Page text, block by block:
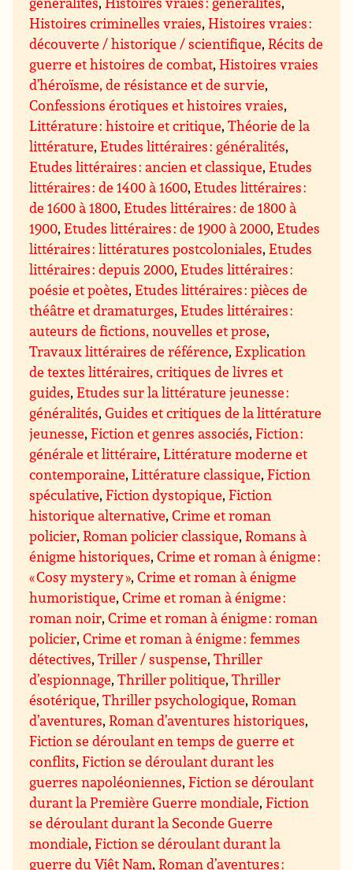
Histoires criminelles vraies,Histoires vraies :
découverte / historique / scientifique,Récits de
guerre et histoires de combat,Histoires vraies
d’héroïsme, de résistance et de survie,
Confessions érotiques et histoires vraies,
Littérature : histoire et critique,Théorie de la
littérature,Etudes littéraires : généralités,
Etudes littéraires : ancien et classique,Etudes
littéraires : de 1400 à 1600,Etudes littéraires :
de 1600 à 1800,Etudes littéraires : de 1800 à
1900,Etudes littéraires : de 1900 à 2000,Etudes
littéraires : littératures postcoloniales,Etudes
littéraires : depuis 2000,Etudes littéraires :
poésie et poètes,Etudes littéraires : pièces de
théâtre et dramaturges,Etudes littéraires :
auteurs de fictions, nouvelles et prose,
Travaux littéraires de référence,Explication
de textes littéraires, critiques de livres et
guides,Etudes sur la littérature jeunesse :
généralités,Guides et critiques de la littérature
jeunesse,Fiction et genres associés,Fiction :
générale et littéraire,Littérature moderne et
contemporaine,Littérature classique,Fiction
spéculative,Fiction dystopique,Fiction
historique alternative,Crime et roman
policier,Roman policier classique,Romans à
énigme historiques,Crime et roman à énigme :
« Cosy mystery »,Crime et roman à énigme
humoristique,Crime et roman à énigme :
roman noir,Crime et roman à énigme : roman
policier,Crime et roman à énigme : femmes
détectives,Triller / suspense,Thriller
d’espionnage,Thriller politique,Thriller
ésotérique,Thriller psychologique,Roman
d’aventures,Roman d’aventures historiques,
Fiction se déroulant en temps de guerre et
conflits,Fiction se déroulant durant les
guerres napoléoniennes,Fiction se déroulant
durant la Première Guerre mondiale,Fiction
se déroulant durant la Seconde Guerre
mondiale,Fiction se déroulant durant la
guerre du Viêt Nam,Roman d’aventures :